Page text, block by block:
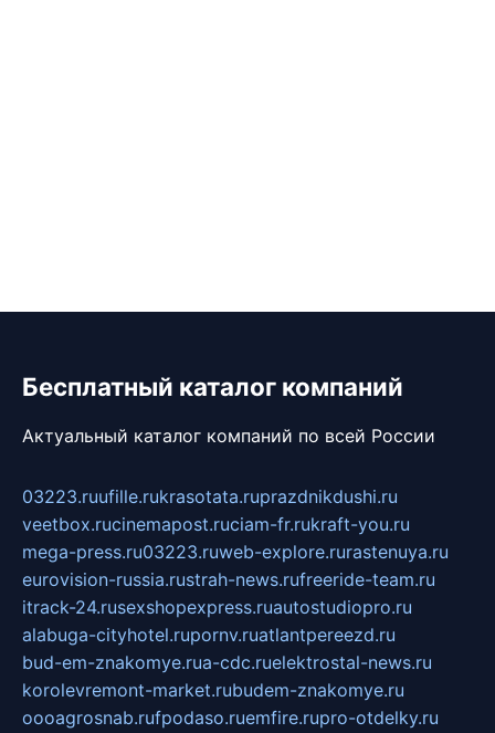
Бесплатный каталог компаний
Актуальный каталог компаний по всей России
03223.ruufille.rukrasotata.ruprazdnikdushi.ru
veetbox.rucinemapost.ruciam-fr.rukraft-you.ru
mega-press.ru03223.ruweb-explore.rurastenuya.ru
eurovision-russia.rustrah-news.rufreeride-team.ru
itrack-24.rusexshopexpress.ruautostudiopro.ru
alabuga-cityhotel.rupornv.ruatlantpereezd.ru
bud-em-znakomye.rua-cdc.ruelektrostal-news.ru
korolevremont-market.rubudem-znakomye.ru
oooagrosnab.rufpodaso.ruemfire.rupro-otdelky.ru